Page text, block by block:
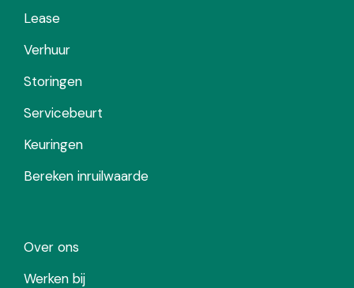
Lease
Verhuur
Storingen
Servicebeurt
Keuringen
Bereken inruilwaarde
Over ons
Werken bij